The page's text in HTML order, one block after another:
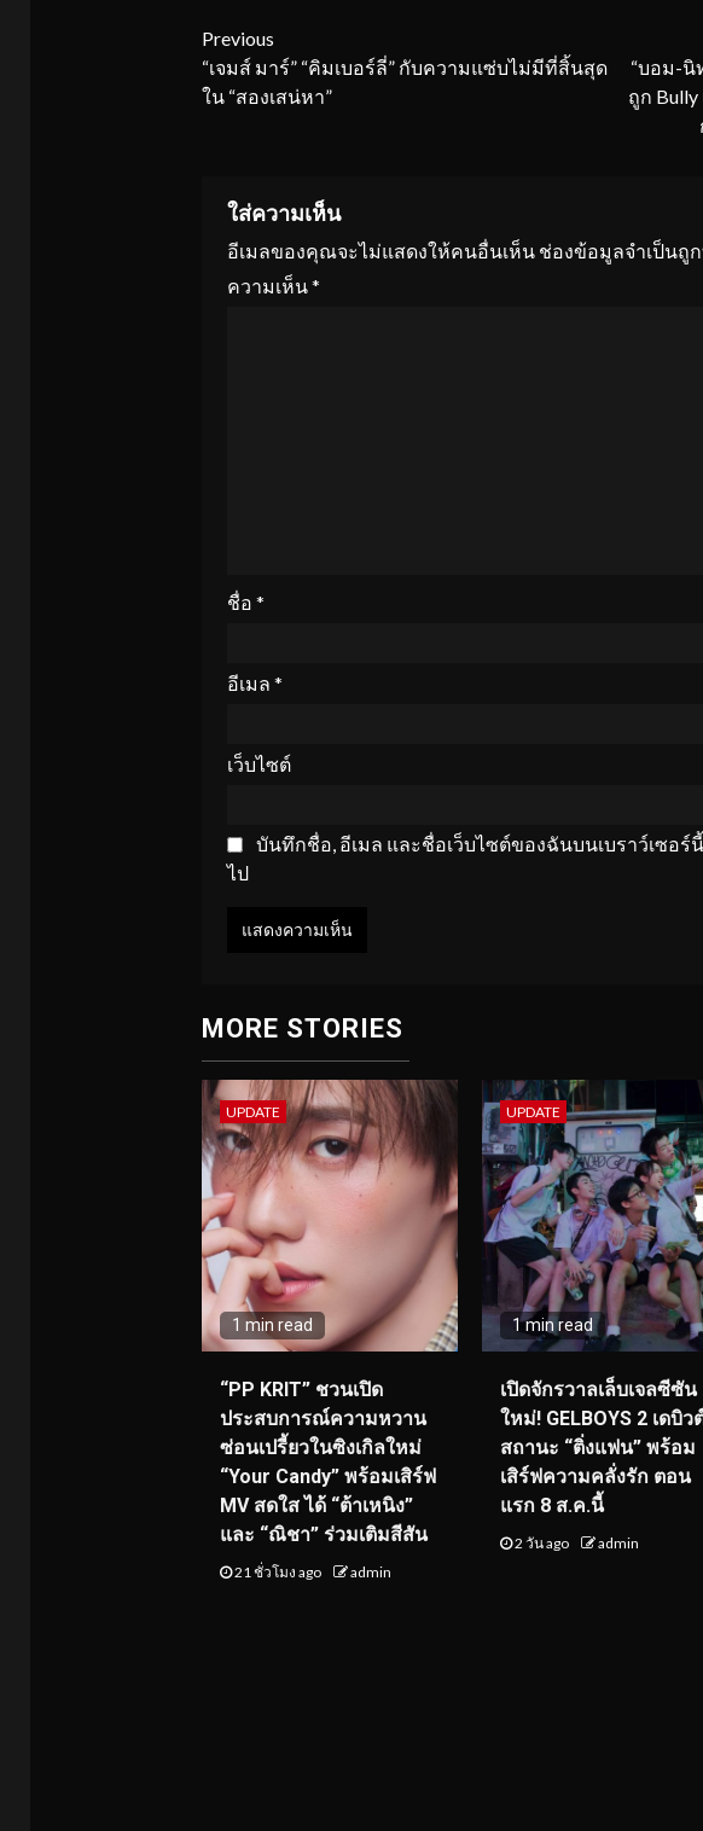
Continue
Reading
Previous
“เจมส์ มาร์” “คิมเบอร์ลี่” กับความแซ่บไม่มีที่สิ้นสุด
ใน “สองเสน่หา”
“บอม-นิ
ถูก
ใส่ความเห็น
อีเมลของคุณจะไม่แสดงให้คนอื่นเห็น ช่องข้อมูลจำเป็นถู
ความเห็น*
ชื่อ *
อีเมล *
เว็บไซต์
บันทึกชื่อ, อีเมล และชื่อเว็บไซต์ของฉันบนเบราว์เซอ
ไป
MORE STORIES
UPDATE
1 min read
“PP KRIT” ชวนเปิด
ประสบการณ์ความหวาน
ซ่อนเปรี้ยวในซิงเกิลใหม่
“Your Candy” พร้อมเสิร์ฟ
MV สดใส ได้ “ต้าเหนิง”
และ “ณิชา” ร่วมเติมสีสัน
21 ชั่วโมง ago admin
UPDATE
1 min read
เปิดจักรวาลเล็บเจลซีซัน
ใหม่! GELBOYS 2 เดบิว
สถานะ “ติ่งแฟน” พร้อม
เสิร์ฟความคลั่งรัก ตอน
แรก 8 ส.ค.นี้
2 วัน ago admin